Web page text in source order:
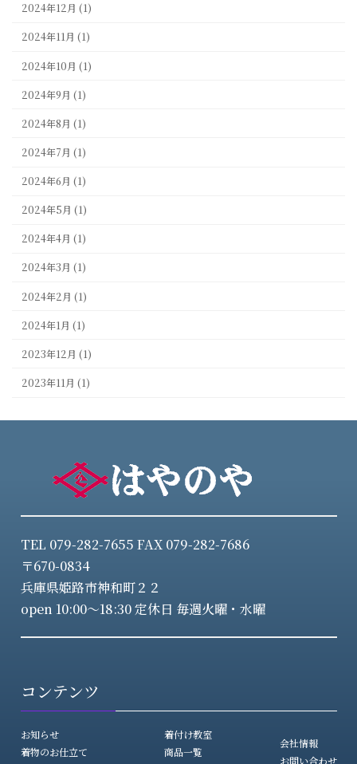
2024年12月 (1)
2024年11月 (1)
2024年10月 (1)
2024年9月 (1)
2024年8月 (1)
2024年7月 (1)
2024年6月 (1)
2024年5月 (1)
2024年4月 (1)
2024年3月 (1)
2024年2月 (1)
2024年1月 (1)
2023年12月 (1)
2023年11月 (1)
TEL 079-282-7655 FAX 079-282-7686
〒670-0834
兵庫県姫路市神和町２２
open 10:00～18:30 定休日 毎週火曜・水曜
コンテンツ
お知らせ
着物のお仕立て
着付け教室
商品一覧
会社情報
お問い合わせ